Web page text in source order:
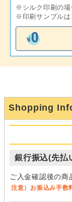
※シルク印刷の場
※印刷サンプルは
Shopping
銀行振込(先払
ご入金確認後の商
注意）お振込み手数